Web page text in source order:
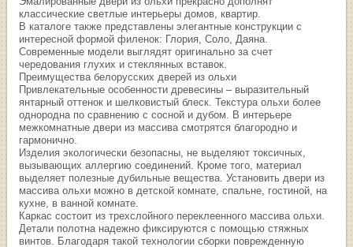
классические светлые интерьеры домов, квартир.
В каталоге также представлены элегантные конструкции с
интересной формой филенок: Глория, Соло, Даяна.
Современные модели выглядят оригинально за счет
чередования глухих и стеклянных вставок.
Преимущества белорусских дверей из ольхи
Привлекательные особенности древесины – выразительный
янтарный оттенок и шелковистый блеск. Текстура ольхи более
однородна по сравнению с сосной и дубом. В интерьере
межкомнатные двери из массива смотрятся благородно и
гармонично.
Изделия экологически безопасны, не выделяют токсичных,
вызывающих аллергию соединений. Кроме того, материал
выделяет полезные дубильные вещества. Установить двери из
массива ольхи можно в детской комнате, спальне, гостиной, на
кухне, в ванной комнате.
Каркас состоит из трехслойного переклеенного массива ольхи.
Детали полотна надежно фиксируются с помощью стяжных
винтов. Благодаря такой технологии сборки поврежденную